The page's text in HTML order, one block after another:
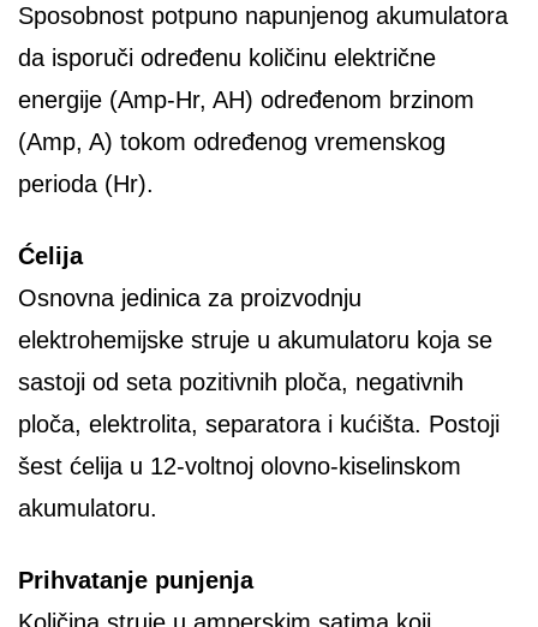
Sposobnost potpuno napunjenog akumulatora
da isporuči određenu količinu električne
energije (Amp-Hr, AH) određenom brzinom
(Amp, A) tokom određenog vremenskog
perioda (Hr).
Ćelija
Osnovna jedinica za proizvodnju
elektrohemijske struje u akumulatoru koja se
sastoji od seta pozitivnih ploča, negativnih
ploča, elektrolita, separatora i kućišta. Postoji
šest ćelija u 12-voltnoj olovno-kiselinskom
akumulatoru.
Prihvatanje punjenja